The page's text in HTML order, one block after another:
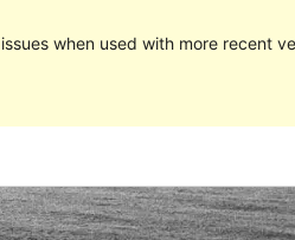
when used with more recent